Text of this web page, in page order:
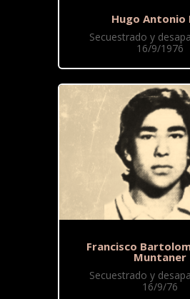
Hugo Antonio
Secuestrado y
16/9/1976
Francisco
Muntaner
Secuestrado y
16/9/76